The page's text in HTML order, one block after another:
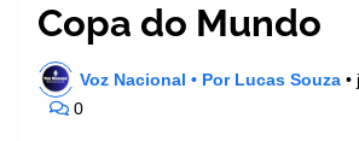
Copa do Mundo
Voz Nacional • Por Lucas Souza •
0